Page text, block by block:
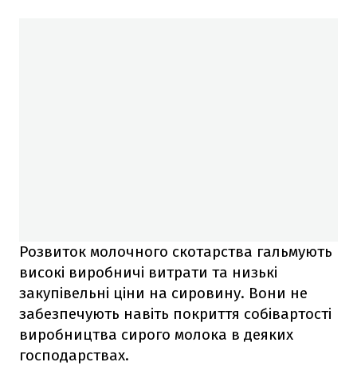
Розвиток молочного скотарства гальмують
високі виробничі витрати та низькі
закупівельні ціни на сировину. Вони не
забезпечують навіть покриття собівартості
виробництва сирого молока в деяких
господарствах.